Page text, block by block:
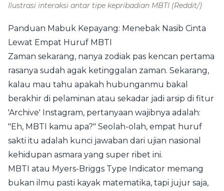
Ilustrasi interaksi antar tipe kepribadian MBTI (Reddit/)
Panduan Mabuk Kepayang: Menebak Nasib Cinta
Lewat Empat Huruf MBTI
Zaman sekarang, nanya zodiak pas kencan pertama
rasanya sudah agak ketinggalan zaman. Sekarang,
kalau mau tahu apakah hubunganmu bakal
berakhir di pelaminan atau sekadar jadi arsip di fitur
'Archive' Instagram, pertanyaan wajibnya adalah:
"Eh, MBTI kamu apa?" Seolah-olah, empat huruf
sakti itu adalah kunci jawaban dari ujian nasional
kehidupan asmara yang super ribet ini.
MBTI atau Myers-Briggs Type Indicator memang
bukan ilmu pasti kayak matematika, tapi jujur saja,